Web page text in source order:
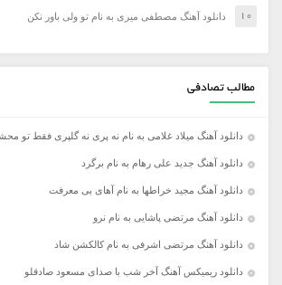
دانلود آهنگ مصطفی میری به نام تو ولی باور نکن
مطالب تصادفی
دانلود آهنگ میلاد غلامی به نام نه پری نه گلپری فقط تو
دانلود آهنگ جدید علی رهام به نام برگرد
دانلود آهنگ مجید خراطها به نام آهای بی معرفت
دانلود آهنگ مرتضی پاشایی به نام نرو
دانلود آهنگ مرتضی اشرفی به نام کالکشن شاد
دانلود ریمیکس آهنگ آخر شب با صدای مسعود صادقلو